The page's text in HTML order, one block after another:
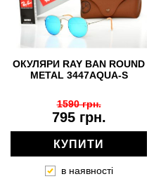
ОКУЛЯРИ RAY BAN ROUND
METAL 3447AQUA-S
795 грн.
1590 грн.
КУПИТИ
в наявності